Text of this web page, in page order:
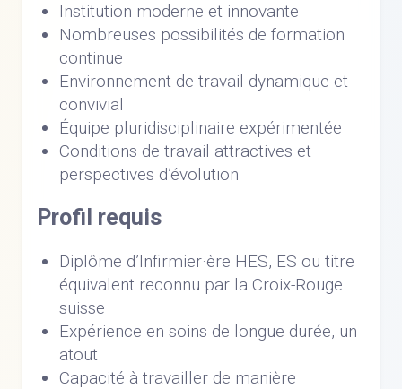
Institution moderne et innovante
Nombreuses possibilités de formation
continue
Environnement de travail dynamique et
convivial
Équipe pluridisciplinaire expérimentée
Conditions de travail attractives et
perspectives d’évolution
Profil requis
Diplôme d’Infirmier·ère HES, ES ou titre
équivalent reconnu par la Croix-Rouge
suisse
Expérience en soins de longue durée, un
atout
Capacité à travailler de manière